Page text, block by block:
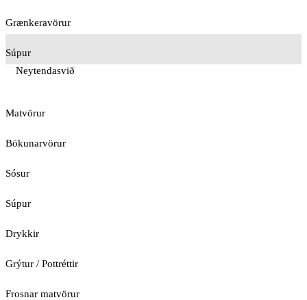
Grænkeravörur
Súpur
Neytendasvið
Matvörur
Bökunarvörur
Sósur
Súpur
Drykkir
Grýtur / Pottréttir
Frosnar matvörur